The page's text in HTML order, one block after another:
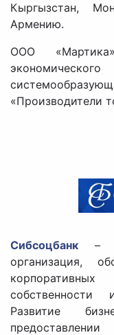
Кыргызстан,
Армению.
ООО
«Производители
Сибсоцбанк –
организация,
собственности
Развитие